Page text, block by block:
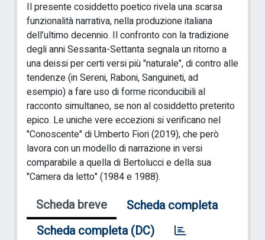
Il presente cosiddetto poetico rivela una scarsa
funzionalità narrativa, nella produzione italiana
dell’ultimo decennio. Il confronto con la tradizione
degli anni Sessanta-Settanta segnala un ritorno a
una deissi per certi versi più "naturale", di contro alle
tendenze (in Sereni, Raboni, Sanguineti, ad
esempio) a fare uso di forme riconducibili al
racconto simultaneo, se non al cosiddetto preterito
epico. Le uniche vere eccezioni si verificano nel
"Conoscente" di Umberto Fiori (2019), che però
lavora con un modello di narrazione in versi
comparabile a quella di Bertolucci e della sua
"Camera da letto" (1984 e 1988).
Scheda breve
Scheda completa
Scheda completa (DC)